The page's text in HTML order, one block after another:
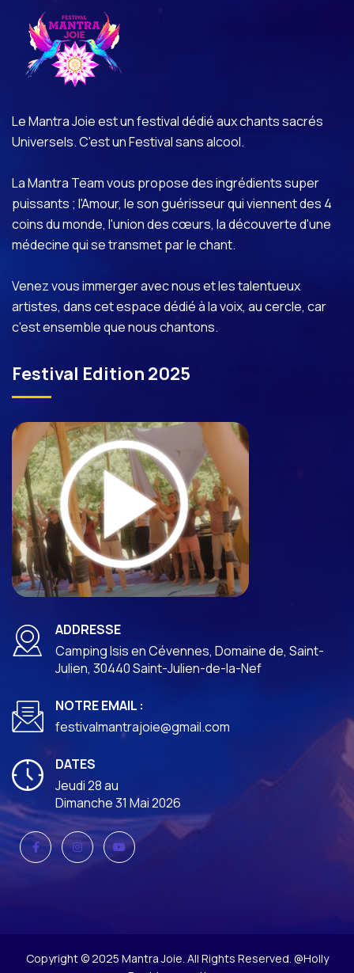
Le Mantra Joie est un festival dédié aux chants sacrés
Universels. C'est un Festival sans alcool.
La Mantra Team vous propose des ingrédients super
puissants ; l'Amour, le son guérisseur qui viennent des 4
coins du monde, l'union des cœurs, la découverte d'une
médecine qui se transmet par le chant.
Venez vous immerger avec nous et les talentueux
artistes, dans cet espace dédié à la voix, au cercle, car
c'est ensemble que nous chantons.
Festival Edition 2025
ADDRESSE
Camping Isis en Cévennes, Domaine de, Saint-
Julien, 30440 Saint-Julien-de-la-Nef
NOTRE EMAIL :
festivalmantrajoie@gmail.com
DATES
Jeudi 28 au
Dimanche 31 Mai 2026
Copyright © 2025 Mantra Joie. All Rights Reserved. @Holly